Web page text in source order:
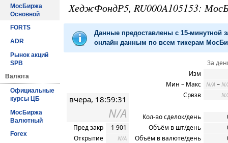
МосБиржа
Основной
FORTS
ADR
Рынок акций
SPB
Валюта
Официальные
курсы ЦБ
МосБиржа
Валютный
Forex
ХеджФондР5, RU000A105153:
Данные предоставлены с 15-минутной
онлайн данным по всем тикерам
вчера, 18:59:31
N/A
Пред закр
1 901
Открытие
N/A
За
Изм
Мин – Макс
N/A –
Срвзв
Кол-во сделок/день
Объём в шт/день
Объём в валюте/день